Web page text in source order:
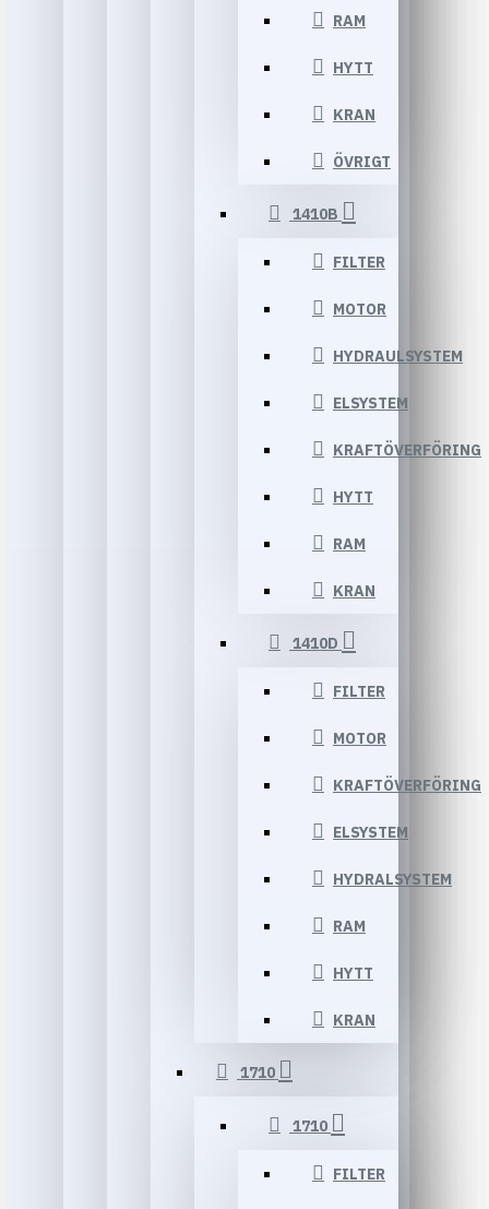
RAM
HYTT
KRAN
ÖVRIGT
1410B
FILTER
MOTOR
HYDRAULSYSTEM
ELSYSTEM
KRAFTÖVERFÖRING
HYTT
RAM
KRAN
1410D
FILTER
MOTOR
KRAFTÖVERFÖRING
ELSYSTEM
HYDRALSYSTEM
RAM
HYTT
KRAN
1710
1710
FILTER